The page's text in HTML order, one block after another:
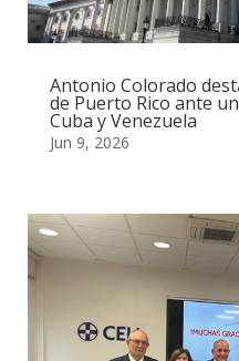
Antonio Colorado
de Puerto Rico ante
Cuba y Venezuela
Jun 9, 2026